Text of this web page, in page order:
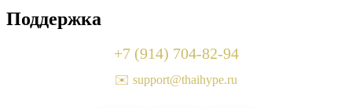
Поддержка
+7 (914) 704-82-94
✉️ support@thaihype.ru